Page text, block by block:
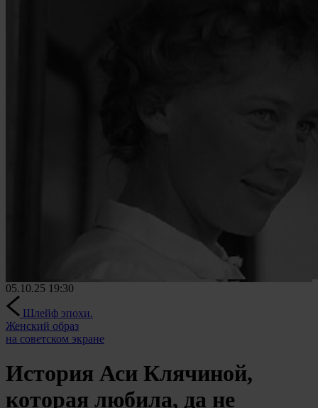
05.10.25 19:30
Шлейф эпохи.
Женский образ
на советском экране
История Аси Клячиной,
которая любила, да не